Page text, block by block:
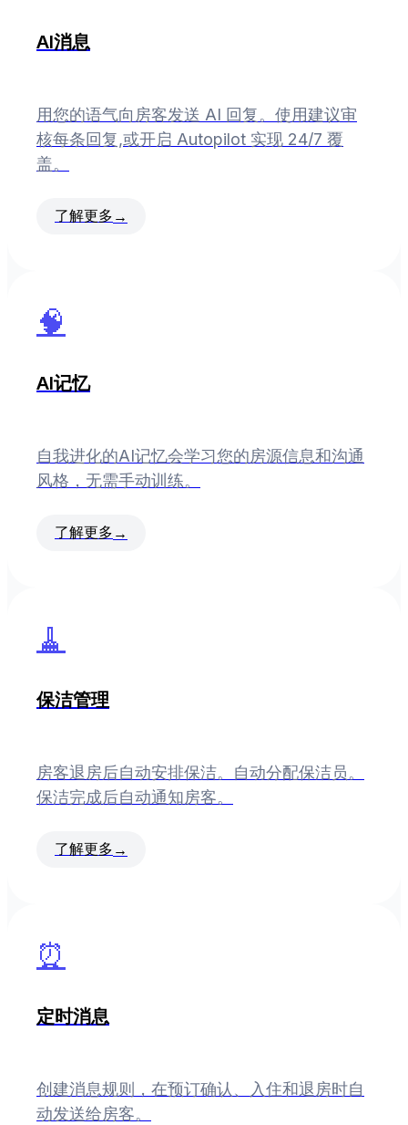
AI消息
用您的语气向房客发送 AI 回复。使用建议审
核每条回复,或开启 Autopilot 实现 24/7 覆
盖。
了解更多 →
🧠
AI记忆
自我进化的AI记忆会学习您的房源信息和沟通
风格，无需手动训练。
了解更多 →
🧹
保洁管理
房客退房后自动安排保洁。自动分配保洁员。
保洁完成后自动通知房客。
了解更多 →
⏰
定时消息
创建消息规则，在预订确认、入住和退房时自
动发送给房客。